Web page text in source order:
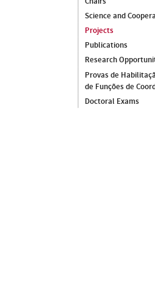
Science and
Projects
Publications
Research
Provas de
de Funções de
Doctoral Exams